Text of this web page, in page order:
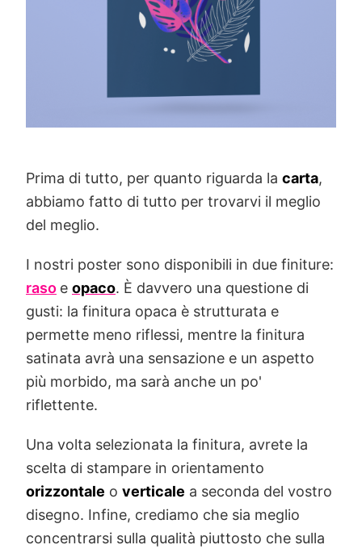
Prima di tutto, per quanto riguarda la carta,
abbiamo fatto di tutto per trovarvi il meglio
del meglio.
I nostri poster sono disponibili in due finiture:
raso e opaco. È davvero una questione di
gusti: la finitura opaca è strutturata e
permette meno riflessi, mentre la finitura
satinata avrà una sensazione e un aspetto
più morbido, ma sarà anche un po'
riflettente.
Una volta selezionata la finitura, avrete la
scelta di stampare in orientamento
orizzontale o verticale a seconda del vostro
disegno. Infine, crediamo che sia meglio
concentrarsi sulla qualità piuttosto che sulla